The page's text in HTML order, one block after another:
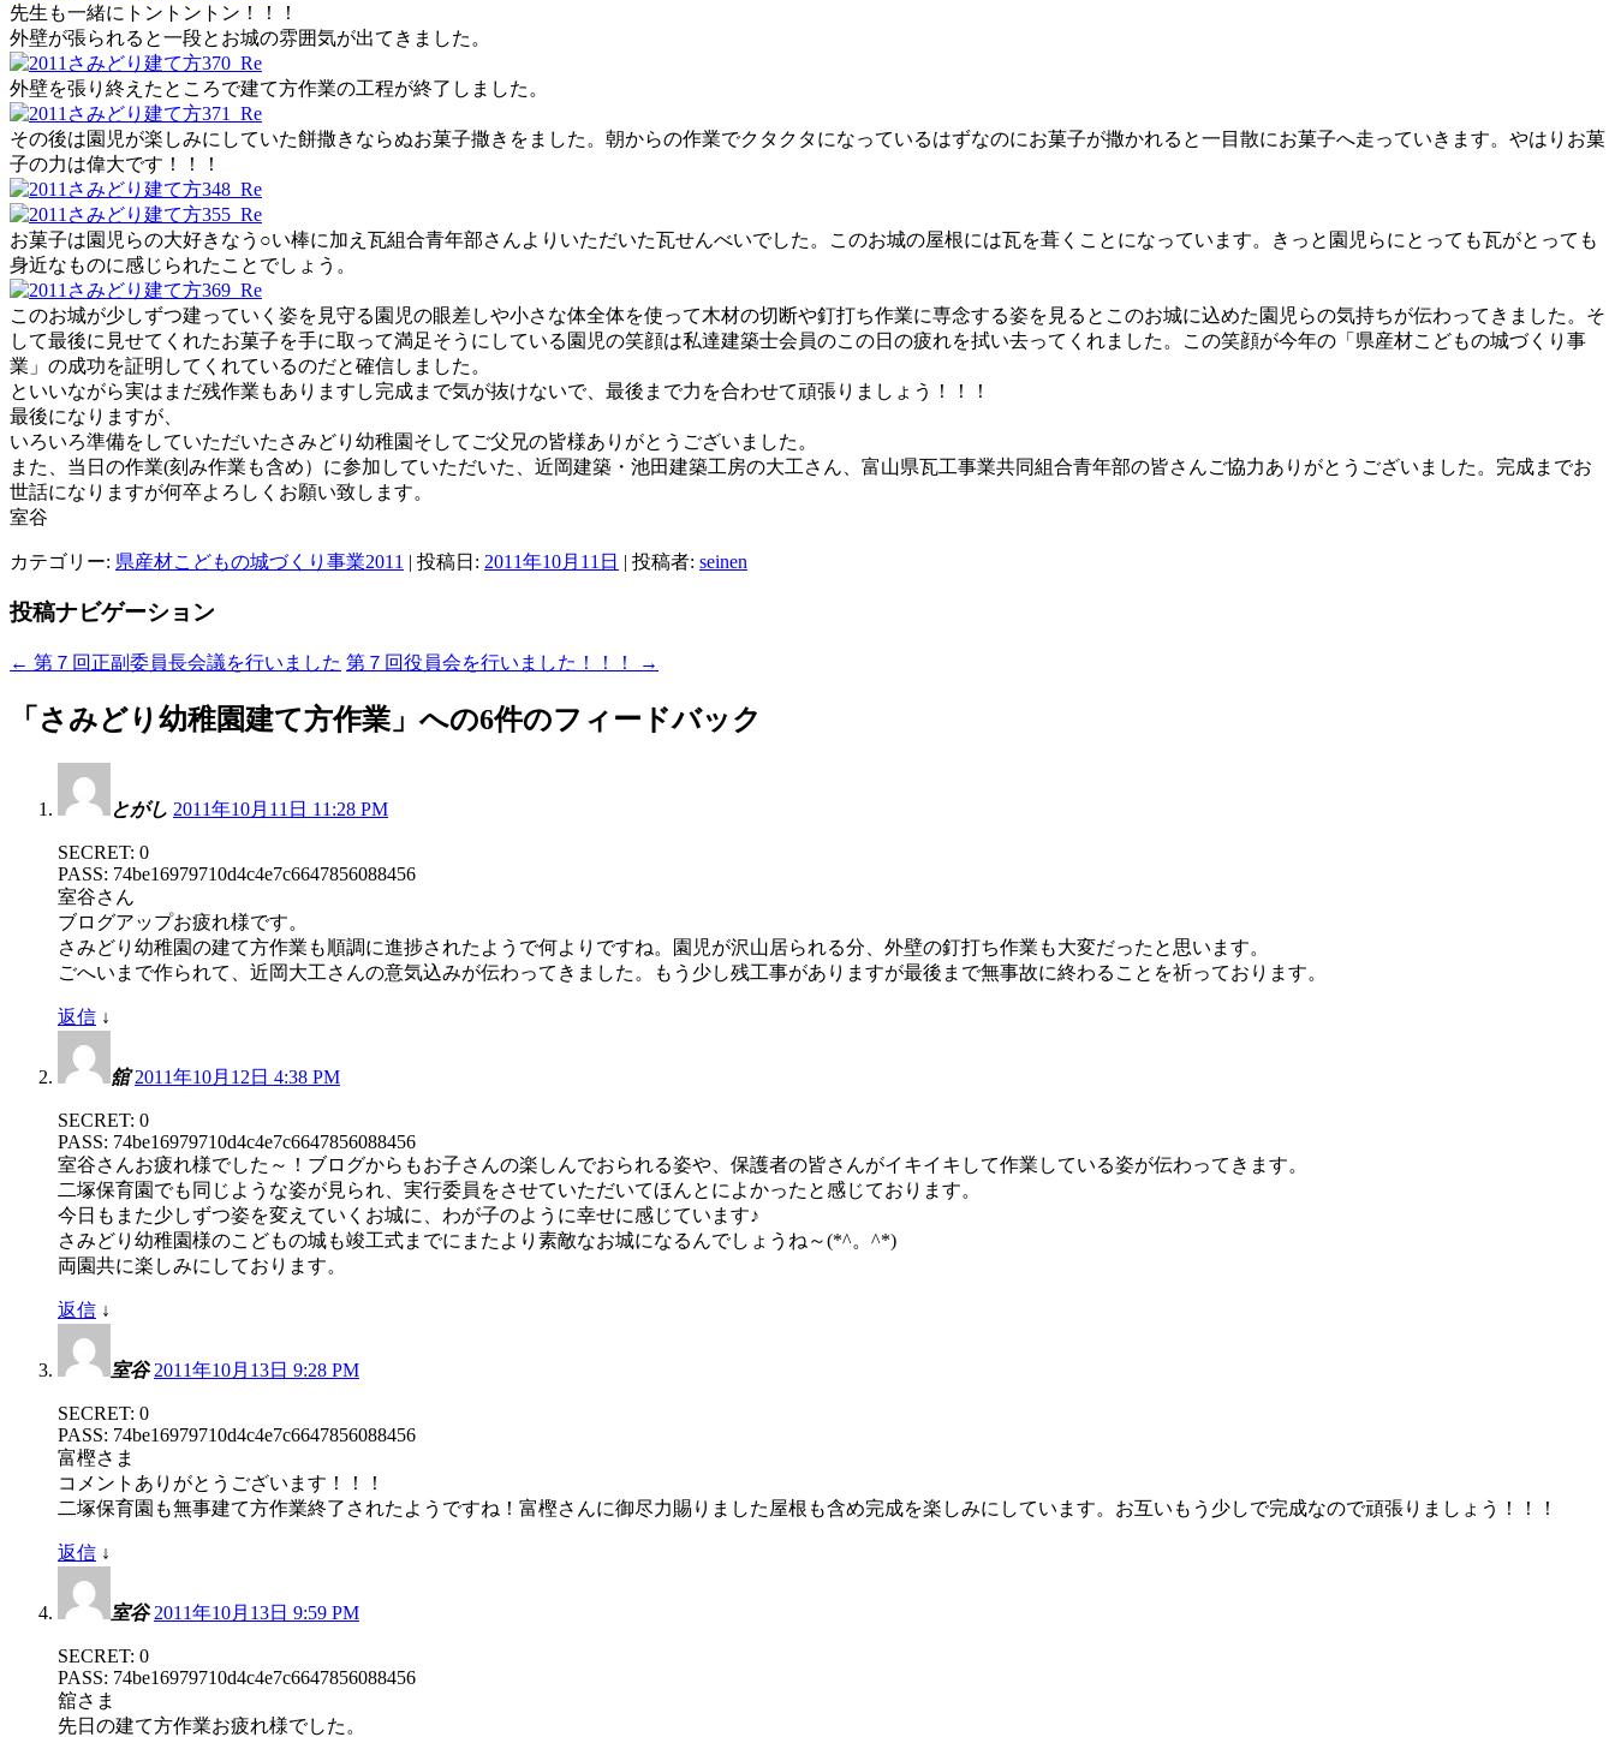
先生も一緒にトントントン！！！
外壁が張られると一段とお城の雰囲気が出てきました。
外壁を張り終えたところで建て方作業の工程が終了しました。
その後は園児が楽しみにしていた餅撒きならぬお菓子撒きをました。朝からの作業でクタクタになっているはずなのにお菓子が撒かれると一目散にお菓子へ走っていきます。やはりお菓
子の力は偉大です！！！
お菓子は園児らの大好きなう○い棒に加え瓦組合青年部さんよりいただいた瓦せんべいでした。このお城の屋根には瓦を葺くことになっています。きっと園児らにとっても瓦がとっても
身近なものに感じられたことでしょう。
このお城が少しずつ建っていく姿を見守る園児の眼差しや小さな体全体を使って木材の切断や釘打ち作業に専念する姿を見るとこのお城に込めた園児らの気持ちが伝わってきました。そ
して最後に見せてくれたお菓子を手に取って満足そうにしている園児の笑顔は私達建築士会員のこの日の疲れを拭い去ってくれました。この笑顔が今年の「県産材こどもの城づくり事
業」の成功を証明してくれているのだと確信しました。
といいながら実はまだ残作業もありますし完成まで気が抜けないで、最後まで力を合わせて頑張りましょう！！！
最後になりますが、
いろいろ準備をしていただいたさみどり幼稚園そしてご父兄の皆様ありがとうございました。
また、当日の作業(刻み作業も含め）に参加していただいた、近岡建築・池田建築工房の大工さん、富山県瓦工事業共同組合青年部の皆さんご協力ありがとうございました。完成までお
世話になりますが何卒よろしくお願い致します。
室谷
カテゴリー: 県産材こどもの城づくり事業2011 | 投稿日: 2011年10月11日 | 投稿者: seinen
投稿ナビゲーション
← 第７回正副委員長会議を行いました 第７回役員会を行いました！！！ →
「 さみどり幼稚園建て方作業 」への6件のフィードバック
とがし 2011年10月11日 11:28 PM
SECRET: 0
PASS: 74be16979710d4c4e7c6647856088456
室谷さん
ブログアップお疲れ様です。
さみどり幼稚園の建て方作業も順調に進捗されたようで何よりですね。園児が沢山居られる分、外壁の釘打ち作業も大変だったと思います。
ごへいまで作られて、近岡大工さんの意気込みが伝わってきました。もう少し残工事がありますが最後まで無事故に終わることを祈っております。
返信 ↓
舘 2011年10月12日 4:38 PM
SECRET: 0
PASS: 74be16979710d4c4e7c6647856088456
室谷さんお疲れ様でした～！ブログからもお子さんの楽しんでおられる姿や、保護者の皆さんがイキイキして作業している姿が伝わってきます。
二塚保育園でも同じような姿が見られ、実行委員をさせていただいてほんとによかったと感じております。
今日もまた少しずつ姿を変えていくお城に、わが子のように幸せに感じています♪
さみどり幼稚園様のこどもの城も竣工式までにまたより素敵なお城になるんでしょうね～(*^。^*)
両園共に楽しみにしております。
返信 ↓
室谷 2011年10月13日 9:28 PM
SECRET: 0
PASS: 74be16979710d4c4e7c6647856088456
富樫さま
コメントありがとうございます！！！
二塚保育園も無事建て方作業終了されたようですね！富樫さんに御尽力賜りました屋根も含め完成を楽しみにしています。お互いもう少しで完成なので頑張りましょう！！！
返信 ↓
室谷 2011年10月13日 9:59 PM
SECRET: 0
PASS: 74be16979710d4c4e7c6647856088456
舘さま
先日の建て方作業お疲れ様でした。